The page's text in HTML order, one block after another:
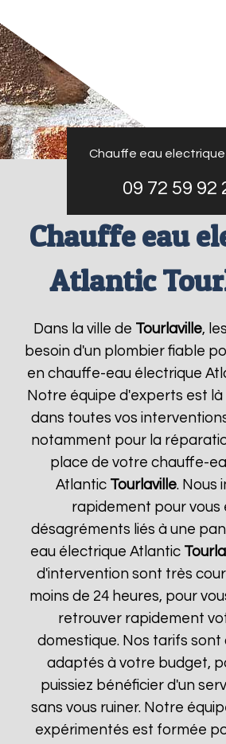
Chauffe eau
09 72 59 92
Chauffe eau
Atlantic
Dans la ville de Tourlaville,
besoin d'un plombier fiable
en chauffe-eau électrique
Notre équipe d'experts est
dans toutes vos
notamment pour la
place de votre chauffe-
Atlantic Tourlaville. Nous
rapidement pour vous
désagréments liés à une
eau électrique Atlantic
d'intervention sont très
moins de 24 heures, pour
retrouver rapidement
domestique. Nos tarifs
adaptés à votre budget,
puissiez bénéficier d'un
sans vous ruiner. Notre
expérimentés est formée